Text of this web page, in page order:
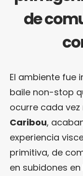
de
El ambiente fue
baile non-stop
ocurre cada
Caribou,
experiencia
primitiva, de
en subidones